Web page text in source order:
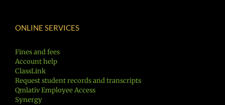
ONLINE SERVICES
Fines and fees
Account help
ClassLink
Request student records and transcripts
Qmlativ Employee Access
Synergy